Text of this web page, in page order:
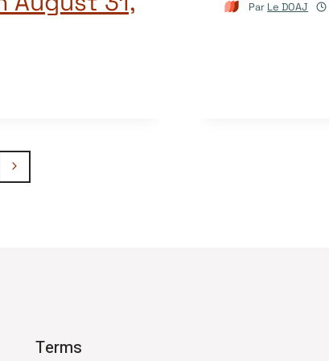
Par Le DOAJ
Page
Terms